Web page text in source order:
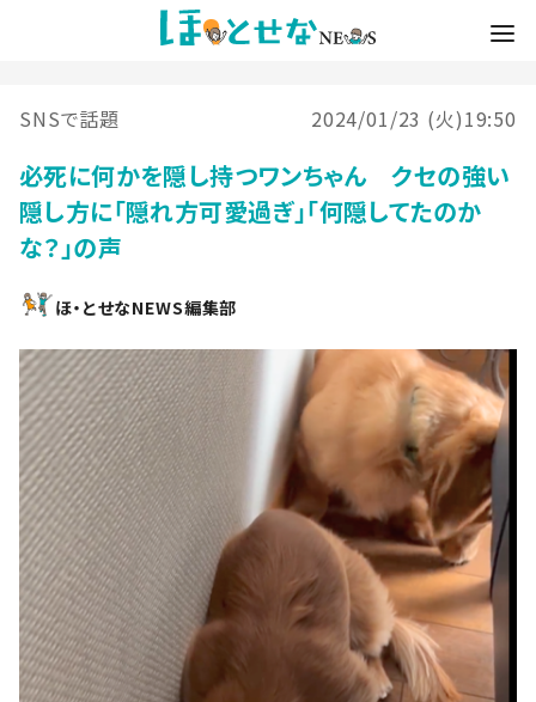
SNSで話題 2024/01/23 (火)19:50
必死に何かを隠し持つワンちゃん クセの強い
隠し方に「隠れ方可愛過ぎ」「何隠してたのか
な？」の声
ほ・とせなNEWS編集部